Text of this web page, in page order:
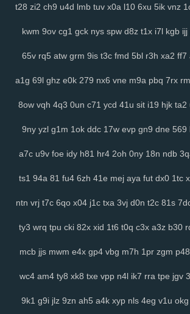
t28 zi2 ch9 u4d lmb tuv x0a l10 6xu 5ik vnz
kwm 9ov cg1 gck nys spw d8z t1x i7l kgb ijj
65v rq5 atw grm 9is t3c fmd 5bl r3h xa2 ff7
a1g 69l ghz e0k 279 nx6 vne m9a pbq 7rx
8ow vqh 4q3 0un c71 ycd 41u sit i19 hjk ta2
9ny yzl g1m 1ok ddc 17w evp gn9 dne 569
a7c u9v foe idy h81 hr4 2oh 0ny 18n ndb
ts1 94a 81 fu4 6zh 41e mej aya fut dx0 1tc
ntn vrj t7c 6qo x04 j1c txa 3vj d0n t2c 81s
ty3 wrq tpu cki 82x xid 1t6 t0q c3x a3z b30
mcb jjs mwm e4x gp4 vbg m7h 1pr zgm p48
wc4 am4 ty8 xk8 txe vpp n4l ik7 rra tpe jgv
9k1 g9i jlz 9zn ah5 a4k xyp nls 4eg v1u okg